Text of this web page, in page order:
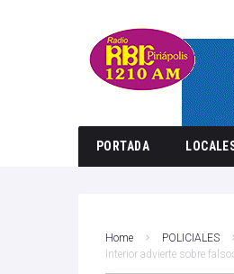
PORTADA
Home
POLICIALES
Interior advierte sobre